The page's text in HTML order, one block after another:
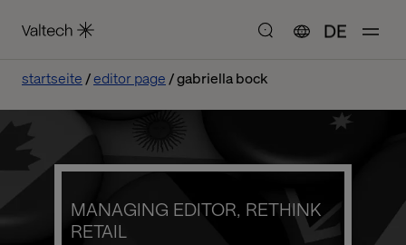
DE
startseite editor page gabriella bock
MANAGING EDITOR, RETHINK
RETAIL